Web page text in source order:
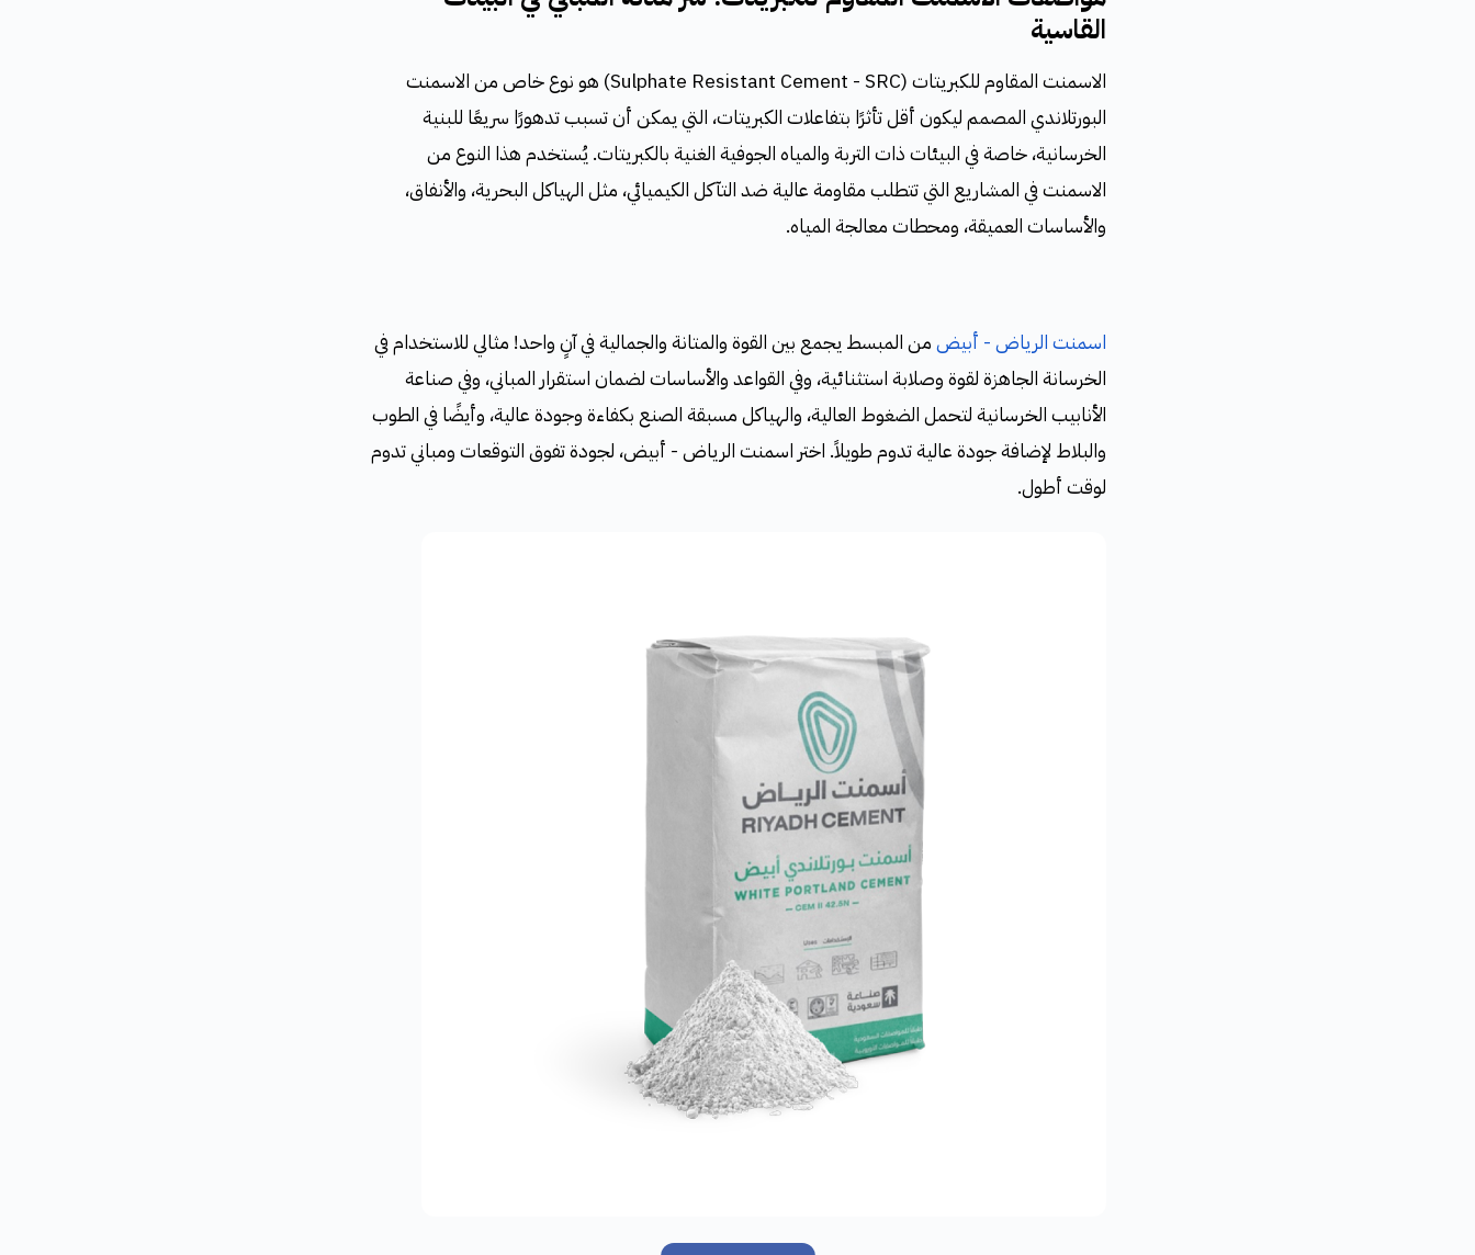
القاسية
الاسمنت المقاوم للكبريتات (Sulphate Resistant Cement - SRC) هو نوع خاص من الاسمنت
البورتلاندي المصمم ليكون أقل تأثرًا بتفاعلات الكبريتات، التي يمكن أن تسبب تدهورًا سريعًا للبنية
الخرسانية، خاصة في البيئات ذات التربة والمياه الجوفية الغنية بالكبريتات. يُستخدم هذا النوع من
الاسمنت في المشاريع التي تتطلب مقاومة عالية ضد التآكل الكيميائي، مثل الهياكل البحرية، والأنفاق،
والأساسات العميقة، ومحطات معالجة المياه.
اسمنت الرياض - أبيضمن المبسط يجمع بين القوة والمتانة والجمالية في آنٍ واحد! مثالي للاستخدام في
الخرسانة الجاهزة لقوة وصلابة استثنائية، وفي القواعد والأساسات لضمان استقرار المباني، وفي صناعة
الأنابيب الخرسانية لتحمل الضغوط العالية، والهياكل مسبقة الصنع بكفاءة وجودة عالية، وأيضًا في الطوب
والبلاط لإضافة جودة عالية تدوم طويلاً. اختر اسمنت الرياض - أبيض، لجودة تفوق التوقعات ومباني تدوم
لوقت أطول.